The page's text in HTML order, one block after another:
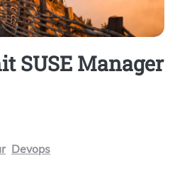
SUSE Manager
Devops